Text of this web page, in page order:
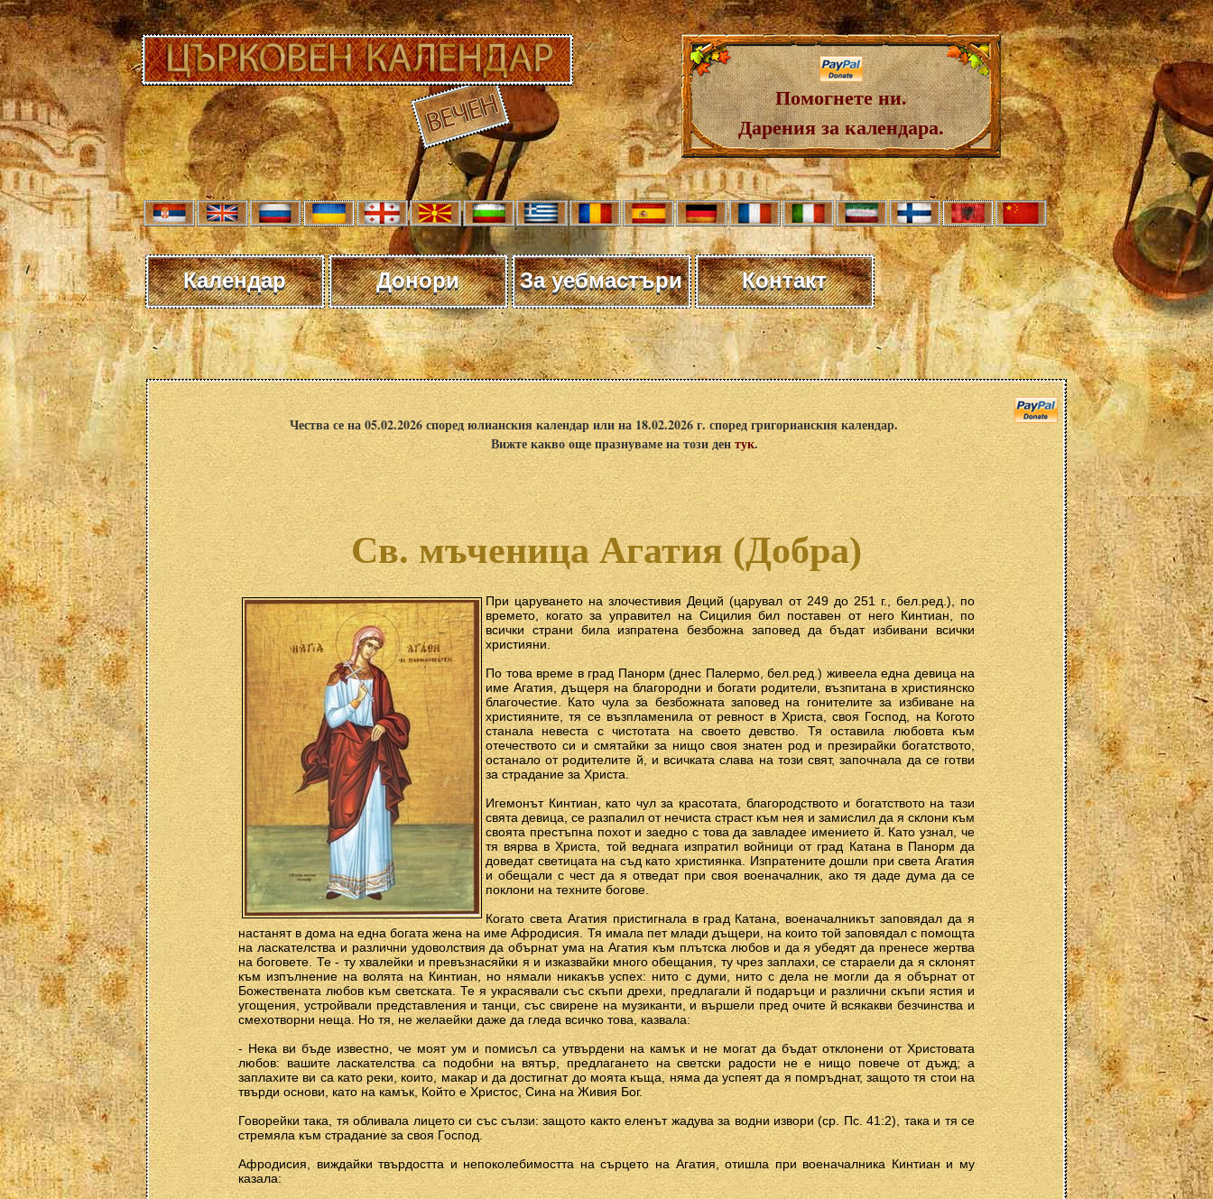
Помогнете ни.
Дарения за календара.
Календар Донори За уебмастъри Контакт
Чества се на 05.02.2026 според юлианския календар или на 18.02.2026 г. според григорианския календар.
Вижте какво още празнуваме на този дентук.
Св. мъченица Агатия (Добра)
При царуването на злочестивия Деций (царувал от 249 до 251 г., бел.ред.), по
времето, когато за управител на Сицилия бил поставен от него Кинтиан, по
всички страни била изпратена безбожна заповед да бъдат избивани всички
християни.
По това време в град Панорм (днес Палермо, бел.ред.) живеела една девица на
име Агатия, дъщеря на благородни и богати родители, възпитана в християнско
благочестие. Като чула за безбожната заповед на гонителите за избиване на
християните, тя се възпламенила от ревност в Христа, своя Господ, на Когото
станала невеста с чистотата на своето девство. Тя оставила любовта към
отечеството си и смятайки за нищо своя знатен род и презирайки богатството,
останало от родителите й, и всичката слава на този свят, започнала да се готви
за страдание за Христа.
Игемонът Кинтиан, като чул за красотата, благородството и богатството на тази
свята девица, се разпалил от нечиста страст към нея и замислил да я склони към
своята престъпна похот и заедно с това да завладее имението й. Като узнал, че
тя вярва в Христа, той веднага изпратил войници от град Катана в Панорм да
доведат светицата на съд като християнка. Изпратените дошли при света Агатия
и обещали с чест да я отведат при своя военачалник, ако тя даде дума да се
поклони на техните богове.
Когато света Агатия пристигнала в град Катана, военачалникът заповядал да я
настанят в дома на една богата жена на име Афродисия. Тя имала пет млади дъщери, на които той заповядал с помощта
на ласкателства и различни удоволствия да обърнат ума на Агатия към плътска любов и да я убедят да пренесе жертва
на боговете. Те - ту хвалейки и превъзнасяйки я и изказвайки много обещания, ту чрез заплахи, се стараели да я склонят
към изпълнение на волята на Кинтиан, но нямали никакъв успех: нито с думи, нито с дела не могли да я обърнат от
Божествената любов към светската. Те я украсявали със скъпи дрехи, предлагали й подаръци и различни скъпи ястия и
угощения, устройвали представления и танци, със свирене на музиканти, и вършели пред очите й всякакви безчинства и
смехотворни неща. Но тя, не желаейки даже да гледа всичко това, казвала:
- Нека ви бъде известно, че моят ум и помисъл са утвърдени на камък и не могат да бъдат отклонени от Христовата
любов: вашите ласкателства са подобни на вятър, предлагането на светски радости не е нищо повече от дъжд; а
заплахите ви са като реки, които, макар и да достигнат до моята къща, няма да успеят да я помръднат, защото тя стои на
твърди основи, като на камък, Който е Христос, Сина на Живия Бог.
Говорейки така, тя обливала лицето си със сълзи: защото както еленът жадува за водни извори (ср. Пс. 41:2), така и тя се
стремяла към страдание за своя Господ.
Афродисия, виждайки твърдостта и непоколебимостта на сърцето на Агатия, отишла при военачалника Кинтиан и му
казала: